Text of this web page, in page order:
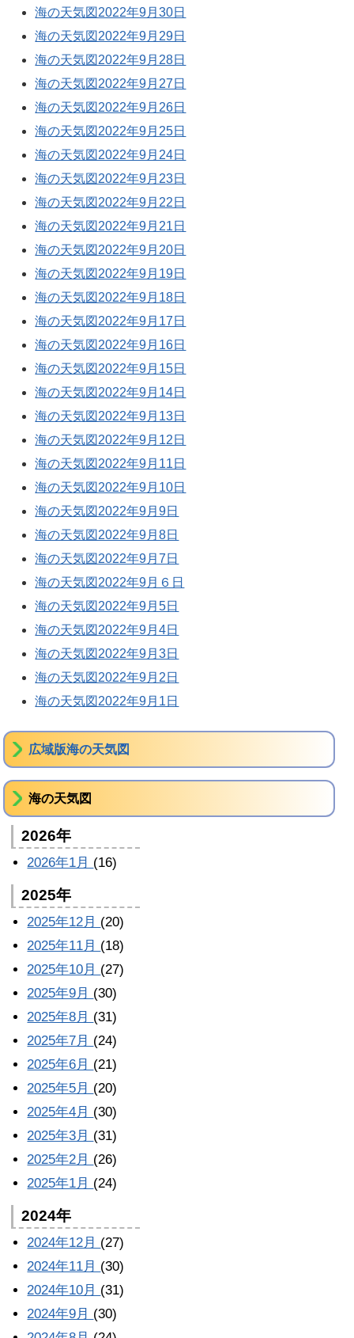
海の天気図2022年9月30日
海の天気図2022年9月29日
海の天気図2022年9月28日
海の天気図2022年9月27日
海の天気図2022年9月26日
海の天気図2022年9月25日
海の天気図2022年9月24日
海の天気図2022年9月23日
海の天気図2022年9月22日
海の天気図2022年9月21日
海の天気図2022年9月20日
海の天気図2022年9月19日
海の天気図2022年9月18日
海の天気図2022年9月17日
海の天気図2022年9月16日
海の天気図2022年9月15日
海の天気図2022年9月14日
海の天気図2022年9月13日
海の天気図2022年9月12日
海の天気図2022年9月11日
海の天気図2022年9月10日
海の天気図2022年9月9日
海の天気図2022年9月8日
海の天気図2022年9月7日
海の天気図2022年9月６日
海の天気図2022年9月5日
海の天気図2022年9月4日
海の天気図2022年9月3日
海の天気図2022年9月2日
海の天気図2022年9月1日
広域版海の天気図
海の天気図
2026年
2026年1月 (16)
2025年
2025年12月 (20)
2025年11月 (18)
2025年10月 (27)
2025年9月 (30)
2025年8月 (31)
2025年7月 (24)
2025年6月 (21)
2025年5月 (20)
2025年4月 (30)
2025年3月 (31)
2025年2月 (26)
2025年1月 (24)
2024年
2024年12月 (27)
2024年11月 (30)
2024年10月 (31)
2024年9月 (30)